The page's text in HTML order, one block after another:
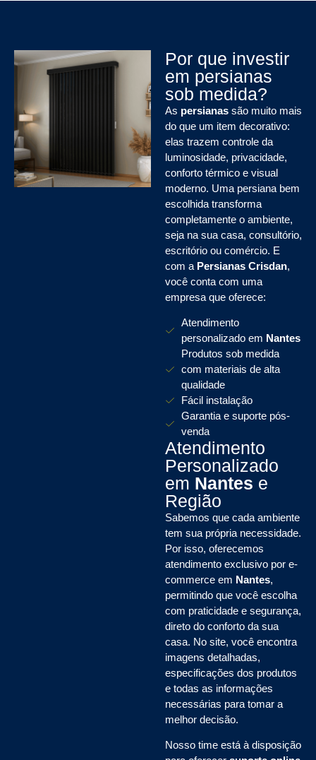
Por que investir
em persianas
sob medida?
As persianas são muito mais
do que um item decorativo:
elas trazem controle da
luminosidade, privacidade,
conforto térmico e visual
moderno. Uma persiana bem
escolhida transforma
completamente o ambiente,
seja na sua casa, consultório,
escritório ou comércio. E
com a Persianas Crisdan,
você conta com uma
empresa que oferece:
Atendimento
personalizado em Nantes
Produtos sob medida
com materiais de alta
qualidade
Fácil instalação
Garantia e suporte pós-
venda
Atendimento
Personalizado
em Nantes e
Região
Sabemos que cada ambiente
tem sua própria necessidade.
Por isso, oferecemos
atendimento exclusivo por e-
commerce em Nantes,
permitindo que você escolha
com praticidade e segurança,
direto do conforto da sua
casa. No site, você encontra
imagens detalhadas,
especificações dos produtos
e todas as informações
necessárias para tomar a
melhor decisão.
Nosso time está à disposição